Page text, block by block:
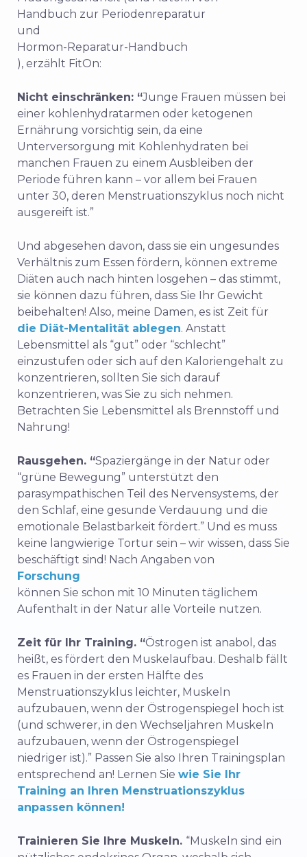
Handbuch zur Periodenreparatur
und
Hormon-Reparatur-Handbuch
), erzählt FitOn:
Nicht einschränken: “Junge Frauen müssen bei
einer kohlenhydratarmen oder ketogenen
Ernährung vorsichtig sein, da eine
Unterversorgung mit Kohlenhydraten bei
manchen Frauen zu einem Ausbleiben der
Periode führen kann – vor allem bei Frauen
unter 30, deren Menstruationszyklus noch nicht
ausgereift ist.”
Und abgesehen davon, dass sie ein ungesundes
Verhältnis zum Essen fördern, können extreme
Diäten auch nach hinten losgehen – das stimmt,
sie können dazu führen, dass Sie Ihr Gewicht
beibehalten! Also, meine Damen, es ist Zeit für
die Diät-Mentalität ablegen. Anstatt
Lebensmittel als “gut” oder “schlecht”
einzustufen oder sich auf den Kaloriengehalt zu
konzentrieren, sollten Sie sich darauf
konzentrieren, was Sie zu sich nehmen.
Betrachten Sie Lebensmittel als Brennstoff und
Nahrung!
Rausgehen. “Spaziergänge in der Natur oder
“grüne Bewegung” unterstützt den
parasympathischen Teil des Nervensystems, der
den Schlaf, eine gesunde Verdauung und die
emotionale Belastbarkeit fördert.” Und es muss
keine langwierige Tortur sein – wir wissen, dass Sie
beschäftigt sind! Nach Angaben von
Forschung
können Sie schon mit 10 Minuten täglichem
Aufenthalt in der Natur alle Vorteile nutzen.
Zeit für Ihr Training. “Östrogen ist anabol, das
heißt, es fördert den Muskelaufbau. Deshalb fällt
es Frauen in der ersten Hälfte des
Menstruationszyklus leichter, Muskeln
aufzubauen, wenn der Östrogenspiegel hoch ist
(und schwerer, in den Wechseljahren Muskeln
aufzubauen, wenn der Östrogenspiegel
niedriger ist).” Passen Sie also Ihren Trainingsplan
entsprechend an! Lernen Sie wie Sie Ihr
Training an Ihren Menstruationszyklus
anpassen können!
Trainieren Sie Ihre Muskeln. “Muskeln sind ein